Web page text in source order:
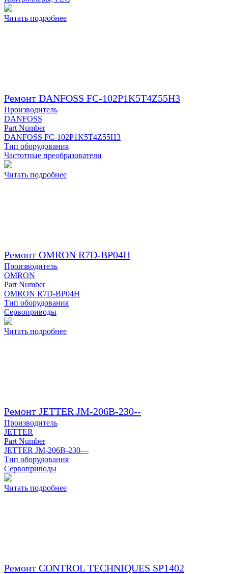
Читать подробнее
Ремонт DANFOSS FC-102P1K5T4Z55H3
Производитель
DANFOSS
Part Number
DANFOSS FC-102P1K5T4Z55H3
Тип оборудования
Частотные преобразователи
Читать подробнее
Ремонт OMRON R7D-BP04H
Производитель
OMRON
Part Number
OMRON R7D-BP04H
Тип оборудования
Сервоприводы
Читать подробнее
Ремонт JETTER JM-206B-230--
Производитель
JETTER
Part Number
JETTER JM-206B-230—
Тип оборудования
Сервоприводы
Читать подробнее
Ремонт CONTROL TECHNIQUES SP1402